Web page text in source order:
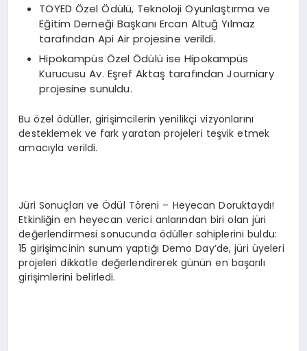
TOYED Özel Ödülü, Teknoloji Oyunlaştırma ve
Eğitim Derneği Başkanı Ercan Altuğ Yılmaz
tarafından Api Air projesine verildi.
Hipokampüs Özel Ödülü ise Hipokampüs
Kurucusu Av. Eşref Aktaş tarafından Journiary
projesine sunuldu.
Bu özel ödüller, girişimcilerin yenilikçi vizyonlarını
desteklemek ve fark yaratan projeleri teşvik etmek
amacıyla verildi.
Jüri Sonuçları ve Ödül Töreni – Heyecan Doruktaydı!
Etkinliğin en heyecan verici anlarından biri olan jüri
değerlendirmesi sonucunda ödüller sahiplerini buldu:
15 girişimcinin sunum yaptığı Demo Day’de, jüri üyeleri
projeleri dikkatle değerlendirerek günün en başarılı
girişimlerini belirledi.